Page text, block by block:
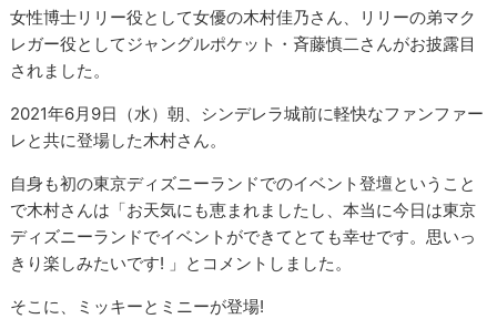
女性博士リリー役として女優の木村佳乃さん、リリーの弟マク
レガー役としてジャングルポケット・斉藤慎二さんがお披露目
されました。
2021年6月9日（水）朝、シンデレラ城前に軽快なファンファー
レと共に登場した木村さん。
自身も初の東京ディズニーランドでのイベント登壇ということ
で木村さんは「お天気にも恵まれましたし、本当に今日は東京
ディズニーランドでイベントができてとても幸せです。思いっ
きり楽しみたいです! 」とコメントしました。
そこに、ミッキーとミニーが登場!